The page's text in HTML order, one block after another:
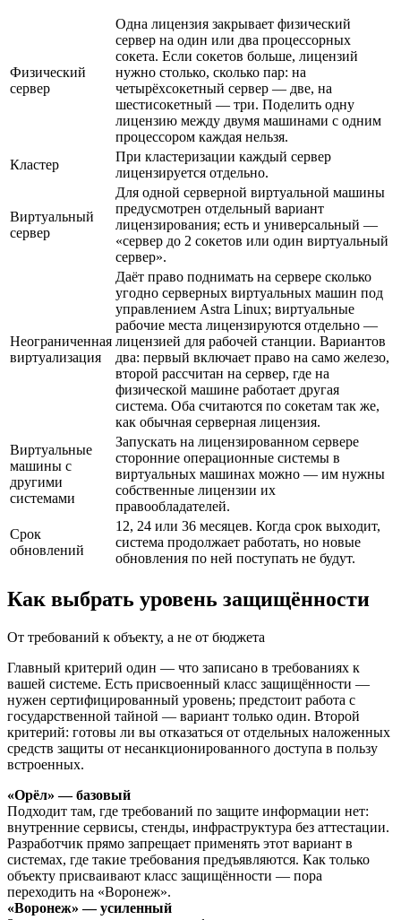
Физический
сервер
Одна лицензия закрывает физический
сервер на один или два процессорных
сокета. Если сокетов больше, лицензий
нужно столько, сколько пар: на
четырёхсокетный сервер — две, на
шестисокетный — три. Поделить одну
лицензию между двумя машинами с одним
процессором каждая нельзя.
Кластер
При кластеризации каждый сервер
лицензируется отдельно.
Виртуальный
сервер
Для одной серверной виртуальной машины
предусмотрен отдельный вариант
лицензирования; есть и универсальный —
«сервер до 2 сокетов или один виртуальный
сервер».
Неограниченная
виртуализация
Даёт право поднимать на сервере сколько
угодно серверных виртуальных машин под
управлением Astra Linux; виртуальные
рабочие места лицензируются отдельно —
лицензией для рабочей станции. Вариантов
два: первый включает право на само железо,
второй рассчитан на сервер, где на
физической машине работает другая
система. Оба считаются по сокетам так же,
как обычная серверная лицензия.
Виртуальные
машины с
другими
системами
Запускать на лицензированном сервере
сторонние операционные системы в
виртуальных машинах можно — им нужны
собственные лицензии их
правообладателей.
Срок
обновлений
12, 24 или 36 месяцев. Когда срок выходит,
система продолжает работать, но новые
обновления по ней поступать не будут.
Как выбрать уровень защищённости
От требований к объекту, а не от бюджета
Главный критерий один — что записано в требованиях к
вашей системе. Есть присвоенный класс защищённости —
нужен сертифицированный уровень; предстоит работа с
государственной тайной — вариант только один. Второй
критерий: готовы ли вы отказаться от отдельных наложенных
средств защиты от несанкционированного доступа в пользу
встроенных.
«Орёл» — базовый
Подходит там, где требований по защите информации нет:
внутренние сервисы, стенды, инфраструктура без аттестации.
Разработчик прямо запрещает применять этот вариант в
системах, где такие требования предъявляются. Как только
объекту присваивают класс защищённости — пора
переходить на «Воронеж».
«Воронеж» — усиленный